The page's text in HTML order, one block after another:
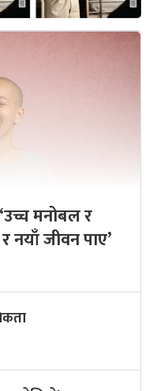
मनोबल र
नयाँ जीवन पाए’